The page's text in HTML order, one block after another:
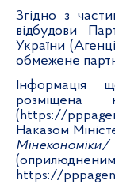
Згідно з
відбудови
України
обмежене
Інформація
розміщена
( https://
Наказом
Мінекономіки/
https://